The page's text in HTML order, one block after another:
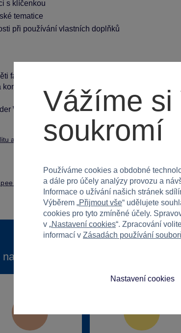
s klíčenkou
tematice
při používání vlastních doplňků
fanoušky Wonder Woman, a to zejména chlapce
Woman, která jim dodá odvahu a styl každý den!
a bezpečnost.
Merch
ve Sparkys?
Vážíme si
soukromí
Používáme cookies a obdobné
a dále pro účely analýzy provozu a
Informace o užívání našich stránek
Výběrem „Přijmout vše“ udělujete
cookies pro tyto zmíněné účely.
v „Nastavení cookies“. Zpracování
informací v Zásadách používání
Nastavení cookies